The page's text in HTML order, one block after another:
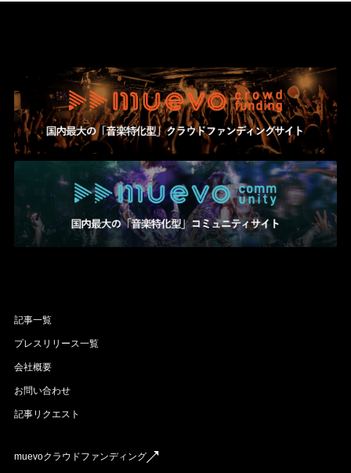
記事一覧
プレスリリース一覧
会社概要
お問い合わせ
記事リクエスト
muevoクラウドファンディング